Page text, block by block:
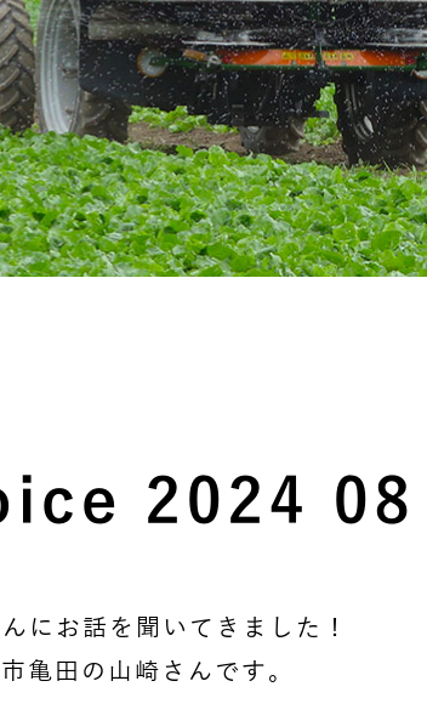
2024 08
にお話を聞いてきました！
亀田の山崎さんです。